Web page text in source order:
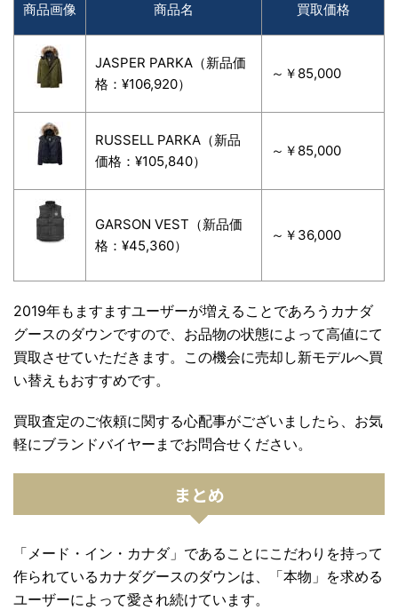
商品画像 商品名 買取価格
JASPER PARKA（新品価
格：¥106,920）
～￥85,000
RUSSELL PARKA（新品
価格：¥105,840）
～￥85,000
GARSON VEST（新品価
格：¥45,360）
～￥36,000
2019年もますますユーザーが増えることであろうカナダ
グースのダウンですので、お品物の状態によって高値にて
買取させていただきます。この機会に売却し新モデルへ買
い替えもおすすめです。
買取査定のご依頼に関する心配事がございましたら、お気
軽にブランドバイヤーまでお問合せください。
まとめ
「メード・イン・カナダ」であることにこだわりを持って
作られているカナダグースのダウンは、「本物」を求める
ユーザーによって愛され続けています。